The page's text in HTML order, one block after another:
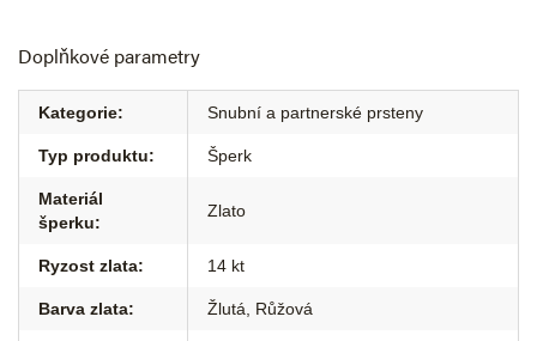
Doplňkové parametry
Kategorie: Snubní a partnerské prsteny
Typ produktu: Šperk
Materiál
šperku:
Zlato
Ryzost zlata: 14 kt
Barva zlata: Žlutá Růžová